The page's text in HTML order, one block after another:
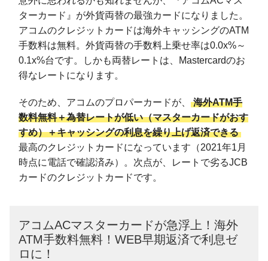
ターカード』が外貨両替の最強カードになりました。
アコムのクレジットカードは海外キャッシングのATM
手数料は無料。外貨両替の手数料上乗せ率は0.0x%～
0.1x%台です。しかも両替レートは、Mastercardのお
得なレートになります。
そのため、アコムのプロパーカードが、 海外ATM手
数料無料＋為替レートが低い（マスターカードがおす
すめ）＋キャッシングの利息を繰り上げ返済できる
最高のクレジットカードになっています（2021年1月
時点に電話で確認済み）。次点が、レートで劣るJCB
カードのクレジットカードです。
アコムACマスターカードが急浮上！海外
ATM手数料無料！WEB早期返済で利息ゼ
ロに！